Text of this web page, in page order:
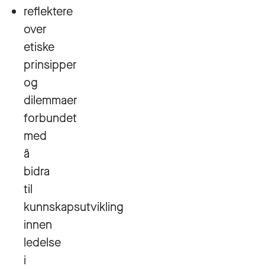
reflektere
over
etiske
prinsipper
og
dilemmaer
forbundet
med
å
bidra
til
kunnskapsutvikling
innen
ledelse
i